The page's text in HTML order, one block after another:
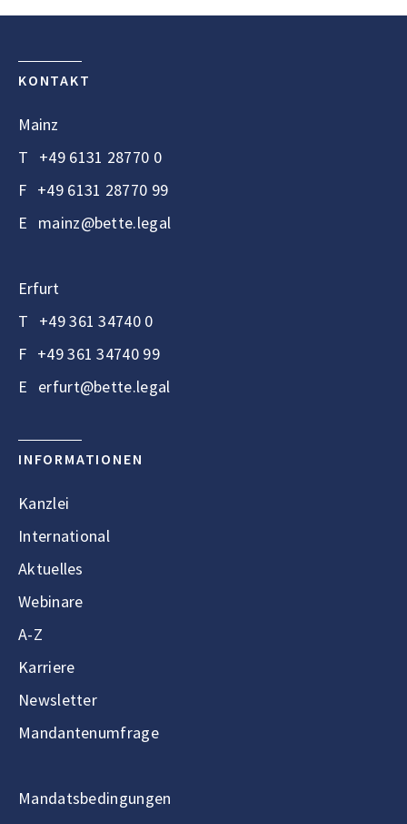
KONTAKT
Mainz
T +49 6131 28770 0
F +49 6131 28770 99
E mainz@bette.legal
Erfurt
T +49 361 34740 0
F +49 361 34740 99
E erfurt@bette.legal
INFORMATIONEN
Kanzlei
International
Aktuelles
Webinare
A-Z
Karriere
Newsletter
Mandantenumfrage
Mandatsbedingungen